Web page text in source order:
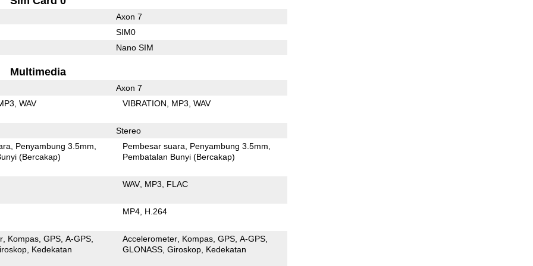
Axon 7
SIM0
Nano SIM
Multimedia
Axon 7
WAV VIBRATION MP3 WAV
Stereo
Penyambung 3.5mm
(Bercakap)
Pembesar suara
Penyambung 3.5mm
Pembatalan Bunyi (Bercakap)
WAV MP3 FLAC
MP4 H.264
Kompas GPS A-GPS
Kedekatan
Accelerometer Kompas GPS A-GPS
GLONASS Giroskop Kedekatan